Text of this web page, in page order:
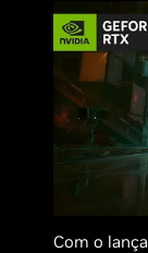
Com o